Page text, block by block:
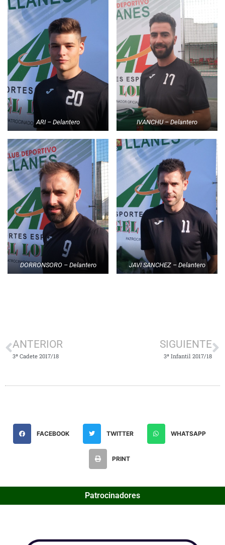
ARI – Delantero IVANCHU – Delantero
DORRONSORO – Delantero JAVI SANCHEZ – Delantero
ANTERIOR
3ª Cadete 2017/18
SIGUIENTE
3ª Infantil 2017/18
FACEBOOK TWITTER WHATSAPP
PRINT
Patrocinadores